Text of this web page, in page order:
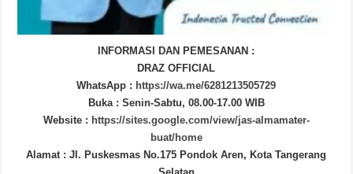
INFORMASI DAN PEMESANAN :
DRAZ OFFICIAL
WhatsApp : https://wa.me/6281213505729
Buka : Senin-Sabtu, 08.00-17.00 WIB
Website : https://sites.google.com/view/jas-almamater-
buat/home
Alamat : Jl. Puskesmas No.175 Pondok Aren, Kota Tangerang